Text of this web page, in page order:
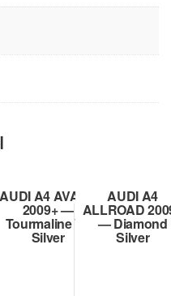
AUDI A4 AVANT
2009+ —
Tourmaline V2
Silver
AUDI A4
ALLROAD
— Diamond
Silver